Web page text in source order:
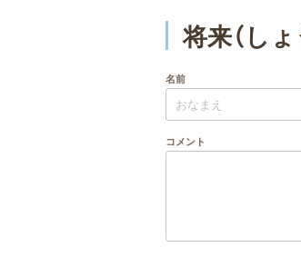
将来（し
名前
コメント